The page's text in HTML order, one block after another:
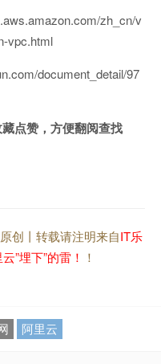
zh_cn/v
vpc.html
document_detail/97
点赞，方便翻阅查找
创丨转载请注明来自IT乐
”埋下”的雷！ ！
阿里云